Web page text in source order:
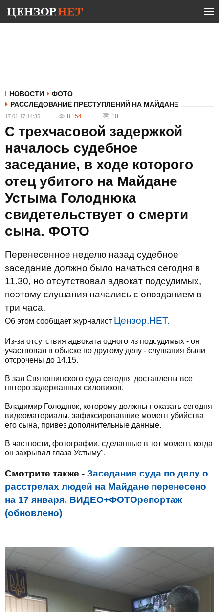
НОВОСТИ
ФОТО
РАССЛЕДОВАНИЕ ПРЕСТУПЛЕНИЙ НА МАЙДАНЕ
17.01.17 14:35 8 154 10
С трехчасовой задержкой
началось судебное
заседание, в ходе которого
отец убитого на Майдане
Устыма Голоднюка
свидетельствует о смерти
сына. ФОТО
Перенесенное неделю назад судебное
заседание должно было начаться сегодня в
11.30, но отсутствовал адвокат подсудимых,
поэтому слушания начались с опозданием в
три часа.
Об этом сообщает журналист Цензор.НЕТ.
Из-за отсутствия адвоката одного из подсудимых - он
участвовал в обыске по другому делу - слушания были
отсрочены до 14.15.
В зал Святошинского суда сегодня доставлены все
пятеро задержанных силовиков.
Владимир Голоднюк, которому должны показать сегодня
видеоматериалы, зафиксировавшие момент убийства
его сына, привез дополнительные данные.
В частности, фотографии, сделанные в тот момент, когда
он закрывал глаза Устыму".
Смотрите также - Заседание суда по делу о
расстрелах людей на Майдане перенесено
на 17 января. ВИДЕО+ФОТОрепортаж
(обновлено)